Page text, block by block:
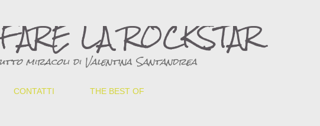
LA ROCKSTAR
miracoli di Valentina Santandrea
CONTATTI THE BEST OF